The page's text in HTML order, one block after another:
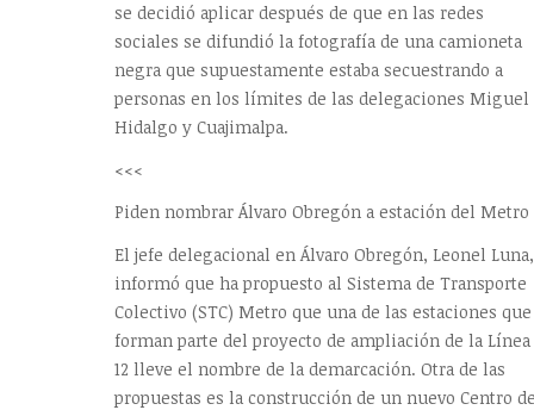
se decidió aplicar después de que en las redes
sociales se difundió la fotografía de una camioneta
negra que supuestamente estaba secuestrando a
personas en los límites de las delegaciones Miguel
Hidalgo y Cuajimalpa.
<<<
Piden nombrar Álvaro Obregón a estación del Metro
El jefe delegacional en Álvaro Obregón, Leonel Luna,
informó que ha propuesto al Sistema de Transporte
Colectivo (STC) Metro que una de las estaciones que
forman parte del proyecto de ampliación de la Línea
12 lleve el nombre de la demarcación. Otra de las
propuestas es la construcción de un nuevo Centro